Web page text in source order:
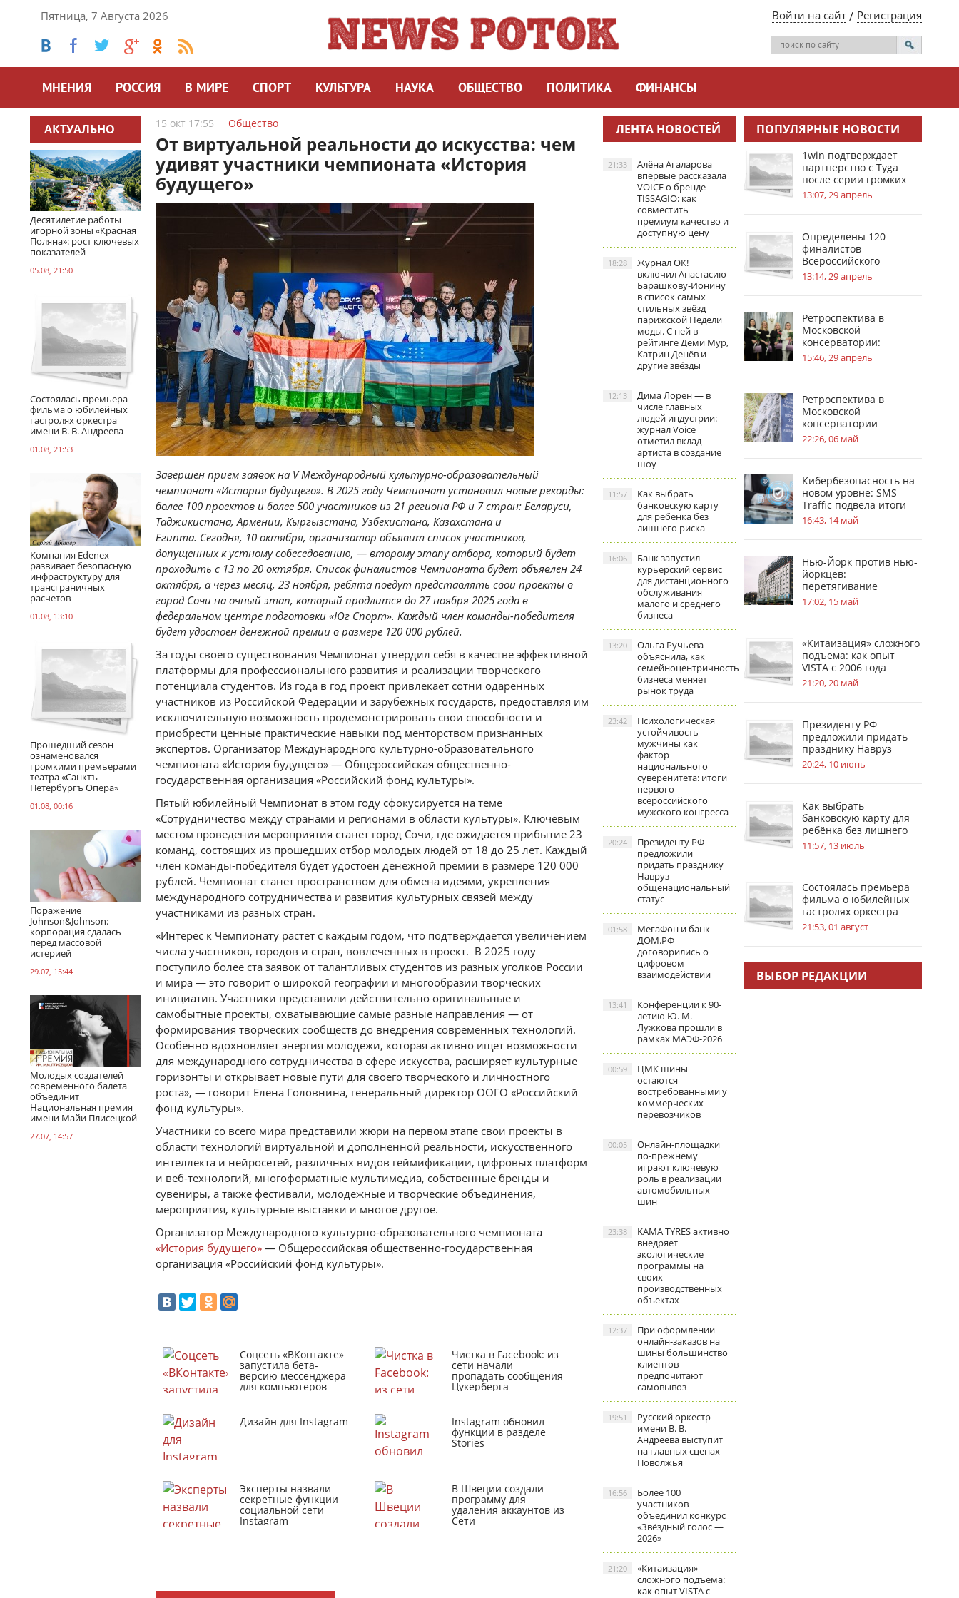
Пятница, 7 Августа 2026 Войти на сайт Регистрация
МНЕНИЯ РОССИЯ В МИРЕ СПОРТ КУЛЬТУРА НАУКА ОБЩЕСТВО ПОЛИТИКА ФИНАНСЫ
АКТУАЛЬНО
Десятилетие работы
игорной зоны «Красная
Поляна»: рост ключевых
показателей
05.08, 21:50
Состоялась премьера
фильма о юбилейных
гастролях оркестра
имени В. В. Андреева
01.08, 21:53
Компания Edenex
развивает безопасную
инфраструктуру для
трансграничных
расчетов
01.08, 13:10
Прошедший сезон
ознаменовался
громкими премьерами
театра «Санктъ-
Петербургъ Опера»
01.08, 00:16
Поражение
Johnson&Johnson:
корпорация сдалась
перед массовой
истерией
29.07, 15:44
Молодых создателей
современного балета
объединит
Национальная премия
имени Майи Плисецкой
27.07, 14:57
15 окт 17:55 Общество
От виртуальной реальности до искусства: чем
удивят участники чемпионата «История
будущего»
Завершён приём заявок на V Международный культурно-образовательный
чемпионат «История будущего». В 2025 году Чемпионат установил новые рекорды:
более 100 проектов и более 500 участников из 21 региона РФ и 7 стран: Беларуси,
Таджикистана, Армении, Кыргызстана, Узбекистана, Казахстана и
Египта. Сегодня, 10 октября, организатор объявит список участников,
допущенных к устному собеседованию, — второму этапу отбора, который будет
проходить с 13 по 20 октября. Список финалистов Чемпионата будет объявлен 24
октября, а через месяц, 23 ноября, ребята поедут представлять свои проекты в
город Сочи на очный этап, который продлится до 27 ноября 2025 года в
федеральном центре подготовки «Юг Спорт». Каждый член команды-победителя
будет удостоен денежной премии в размере 120 000 рублей.
За годы своего существования Чемпионат утвердил себя в качестве эффективной
платформы для профессионального развития и реализации творческого
потенциала студентов. Из года в год проект привлекает сотни одарённых
участников из Российской Федерации и зарубежных государств, предоставляя им
исключительную возможность продемонстрировать свои способности и
приобрести ценные практические навыки под менторством признанных
экспертов. Организатор Международного культурно-образовательного
чемпионата «История будущего» — Общероссийская общественно-
государственная организация «Российский фонд культуры».
Пятый юбилейный Чемпионат в этом году сфокусируется на теме
«Сотрудничество между странами и регионами в области культуры». Ключевым
местом проведения мероприятия станет город Сочи, где ожидается прибытие 23
команд, состоящих из прошедших отбор молодых людей от 18 до 25 лет. Каждый
член команды-победителя будет удостоен денежной премии в размере 120 000
рублей. Чемпионат станет пространством для обмена идеями, укрепления
международного сотрудничества и развития культурных связей между
участниками из разных стран.
«Интерес к Чемпионату растет с каждым годом, что подтверждается увеличением
числа участников, городов и стран, вовлеченных в проект. В 2025 году
поступило более ста заявок от талантливых студентов из разных уголков России
и мира — это говорит о широкой географии и многообразии творческих
инициатив. Участники представили действительно оригинальные и
самобытные проекты, охватывающие самые разные направления — от
формирования творческих сообществ до внедрения современных технологий.
Особенно вдохновляет энергия молодежи, которая активно ищет возможности
для международного сотрудничества в сфере искусства, расширяет культурные
горизонты и открывает новые пути для своего творческого и личностного
роста», — говорит Елена Головнина, генеральный директор ООГО «Российский
фонд культуры».
Участники со всего мира представили жюри на первом этапе свои проекты в
области технологий виртуальной и дополненной реальности, искусственного
интеллекта и нейросетей, различных видов геймификации, цифровых платформ
и веб-технологий, многоформатные мультимедиа, собственные бренды и
сувениры, а также фестивали, молодёжные и творческие объединения,
мероприятия, культурные выставки и многое другое.
Организатор Международного культурно-образовательного чемпионата
«История будущего» — Общероссийская общественно-государственная
организация «Российский фонд культуры».
Соцсеть «ВКонтакте»
запустила бета-
версию мессенджера
для компьютеров
Чистка в Facebook: из
сети начали
пропадать сообщения
Цукерберга
Дизайн для Instagram Instagram обновил
функции в разделе
Stories
Эксперты назвали
секретные функции
социальной сети
Instagram
В Швеции создали
программу для
удаления аккаунтов из
Сети
ЛЕНТА НОВОСТЕЙ
Алёна Агаларова
впервые рассказала
VOICE о бренде
TISSAGIO: как
совместить
премиум качество и
доступную цену
21:33
Журнал ОК!
включил Анастасию
Барашкову‑Ионину
в список самых
стильных звёзд
парижской Недели
моды. С ней в
рейтинге Деми Мур,
Катрин Денёв и
другие звёзды
18:28
Дима Лорен — в
числе главных
людей индустрии:
журнал Voice
отметил вклад
артиста в создание
шоу
12:13
Как выбрать
банковскую карту
для ребёнка без
лишнего риска
11:57
Банк запустил
курьерский сервис
для дистанционного
обслуживания
малого и среднего
бизнеса
16:06
Ольга Ручьева
объяснила, как
семейноцентричность
бизнеса меняет
рынок труда
13:20
Психологическая
устойчивость
мужчины как
фактор
национального
суверенитета: итоги
первого
всероссийского
мужского конгресса
23:42
Президенту РФ
предложили
придать празднику
Навруз
общенациональный
статус
20:24
МегаФон и банк
ДОМ.РФ
договорились о
цифровом
взаимодействии
01:58
Конференции к 90-
летию Ю. М.
Лужкова прошли в
рамках МАЭФ-2026
13:41
ЦМК шины
остаются
востребованными у
коммерческих
перевозчиков
00:59
Онлайн-площадки
по-прежнему
играют ключевую
роль в реализации
автомобильных
шин
00:05
KAMA TYRES активно
внедряет
экологические
программы на
своих
производственных
объектах
23:38
При оформлении
онлайн-заказов на
шины большинство
клиентов
предпочитают
самовывоз
12:37
Русский оркестр
имени В. В.
Андреева выступит
на главных сценах
Поволжья
19:51
Более 100
участников
объединил конкурс
«Звёздный голос —
2026»
16:56
«Китаизация»
сложного подъема:
как опыт VISTA с
21:20
ПОПУЛЯРНЫЕ НОВОСТИ
1win подтверждает
партнерство с Tyga
после серии громких
инсайдов
13:07, 29 апрель
Определены 120
финалистов
Всероссийского
инженерного конкурса
13:14, 29 апрель
Ретроспектива в
Московской
консерватории:
география судьбы П. И.
Чайковского
15:46, 29 апрель
Ретроспектива в
Московской
консерватории
посвящена усадьбам в
жизни С.В.
22:26, 06 май
Кибербезопасность на
новом уровне: SMS
Traffic подвела итоги
обновлений
16:43, 14 май
Нью-Йорк против нью-
йоркцев:
перетягивание
«асбестового каната»
17:02, 15 май
«Китаизация» сложного
подъема: как опыт
VISTA с 2006 года
меняет стандарты
безопасности на
21:20, 20 май
Президенту РФ
предложили придать
празднику Навруз
общенациональный
статус
20:24, 10 июнь
Как выбрать
банковскую карту для
ребёнка без лишнего
риска
11:57, 13 июль
Состоялась премьера
фильма о юбилейных
гастролях оркестра
имени В. В. Андреева
21:53, 01 август
ВЫБОР РЕДАКЦИИ